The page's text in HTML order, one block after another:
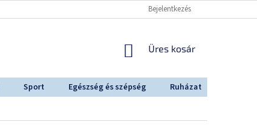
Bejelentkezés
KOSÁR
Üres kosár
Sport Egészség és szépség Ruházat